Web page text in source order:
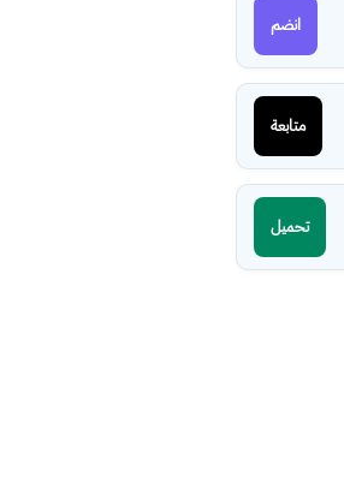
انضم
متابعة
تحميل